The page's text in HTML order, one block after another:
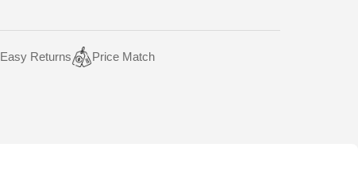
Easy Returns Price Match